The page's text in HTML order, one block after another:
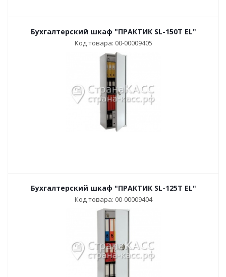
Бухгалтерский шкаф "ПРАКТИК SL-150T EL"
Код товара: 00-00009405
Бухгалтерский шкаф "ПРАКТИК SL-125T EL"
Код товара: 00-00009404